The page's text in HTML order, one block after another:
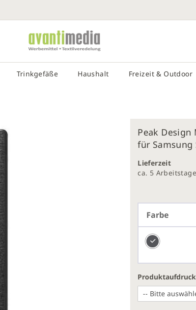
# DRÜCKEN SIE DIE EINGABETASTE, UM DIE SUCHE ZU STARTEN
Trinkgefäße Haushalt Freizeit & Outdoor
Peak Design
für Samsung
Lieferzeit
ca. 5
Farbe